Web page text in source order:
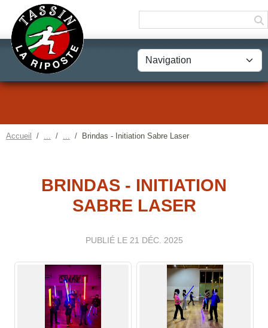
Accueil Brindas - Initiation Sabre Laser
BRINDAS - INITIATION
SABRE LASER
PUBLIÉ LE 21 DÉC. 2025
Panneau de gestion des cookies